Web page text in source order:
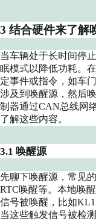
3 结合硬件来了解
当车辆处于长时间停
眠模式以降低功耗。
定事件或指令，如车
涉及到唤醒源，然后
制器通过CAN总线网
了解这些内容。
3.1 唤醒源
先聊下唤醒源，常见
RTC唤醒等。本地唤
信号被唤醒，比如
当这些触发信号被检